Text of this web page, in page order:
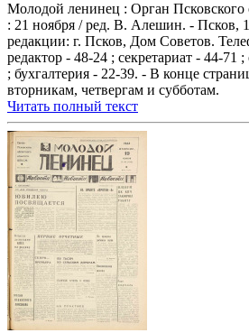
Молодой ленинец : Орган
: 21 ноября / ред. В. Алешин. - Псков,
редакции: г. Псков, Дом Советов.
редактор - 48-24 ; секретариат - 44-71
; бухгалтерия - 22-39. - В конце
вторникам, четвергам и субботам.
Читать полный текст